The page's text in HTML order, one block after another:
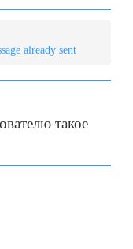
already sent
такое